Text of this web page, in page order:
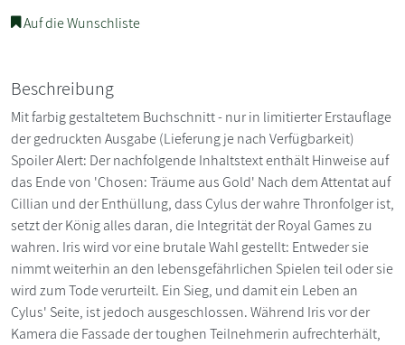
Auf die Wunschliste
Beschreibung
Mit farbig gestaltetem Buchschnitt - nur in limitierter Erstauflage
der gedruckten Ausgabe (Lieferung je nach Verfügbarkeit)
Spoiler Alert: Der nachfolgende Inhaltstext enthält Hinweise auf
das Ende von 'Chosen: Träume aus Gold' Nach dem Attentat auf
Cillian und der Enthüllung, dass Cylus der wahre Thronfolger ist,
setzt der König alles daran, die Integrität der Royal Games zu
wahren. Iris wird vor eine brutale Wahl gestellt: Entweder sie
nimmt weiterhin an den lebensgefährlichen Spielen teil oder sie
wird zum Tode verurteilt. Ein Sieg, und damit ein Leben an
Cylus' Seite, ist jedoch ausgeschlossen. Während Iris vor der
Kamera die Fassade der toughen Teilnehmerin aufrechterhält,